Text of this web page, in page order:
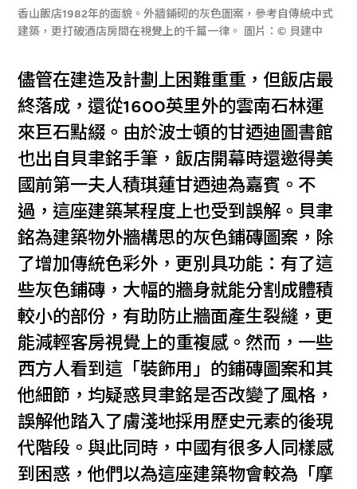
香山飯店1982年的面貌。外牆鋪砌的灰色圖案，參考自傳統中式
建築，更打破酒店房間在視覺上的千篇一律。 圖片：© 貝建中
儘管在建造及計劃上困難重重，但飯店最
終落成，還從1600英里外的雲南石林運
來巨石點綴。由於波士頓的甘迺迪圖書館
也出自貝聿銘手筆，飯店開幕時還邀得美
國前第一夫人積琪蓮甘迺迪為嘉賓。不
過，這座建築某程度上也受到誤解。貝聿
銘為建築物外牆構思的灰色鋪磚圖案，除
了增加傳統色彩外，更別具功能：有了這
些灰色鋪磚，大幅的牆身就能分割成體積
較小的部份，有助防止牆面產生裂縫，更
能減輕客房視覺上的重複感。然而，一些
西方人看到這「裝飾用」的鋪磚圖案和其
他細節，均疑惑貝聿銘是否改變了風格，
誤解他踏入了膚淺地採用歷史元素的後現
代階段。與此同時，中國有很多人同樣感
到困惑，他們以為這座建築物會較為「摩